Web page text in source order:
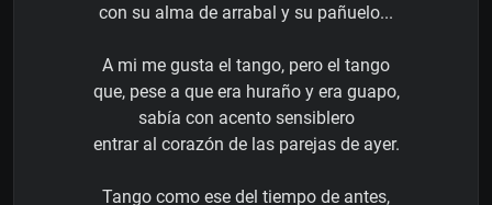
con su alma de arrabal y su pañuelo...
A mi me gusta el tango, pero el tango
que, pese a que era huraño y era guapo,
sabía con acento sensiblero
entrar al corazón de las parejas de ayer.
Tango como ese del tiempo de antes,